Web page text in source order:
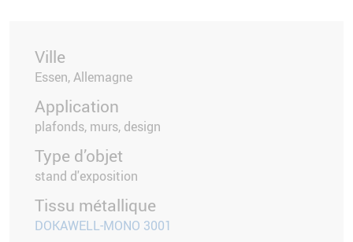
Ville
Essen, Allemagne
Application
plafonds, murs, design
Type d’objet
stand d'exposition
Tissu métallique
DOKAWELL-MONO 3001